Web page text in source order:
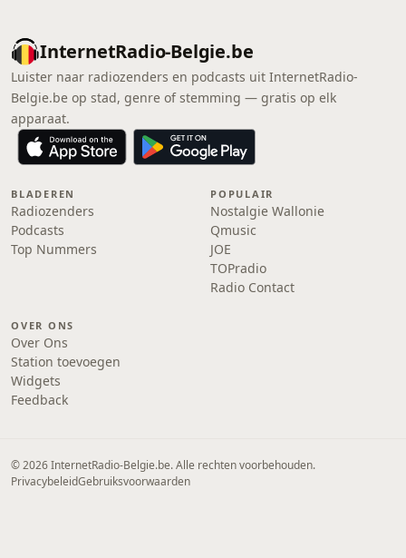
InternetRadio-Belgie.be
Luister naar radiozenders en podcasts uit InternetRadio-
Belgie.be op stad, genre of stemming — gratis op elk
apparaat.
BLADEREN
Radiozenders
Podcasts
Top Nummers
POPULAIR
Nostalgie Wallonie
Qmusic
JOE
TOPradio
Radio Contact
OVER ONS
Over Ons
Station toevoegen
Widgets
Feedback
© 2026 InternetRadio-Belgie.be. Alle rechten voorbehouden.
PrivacybeleidGebruiksvoorwaarden